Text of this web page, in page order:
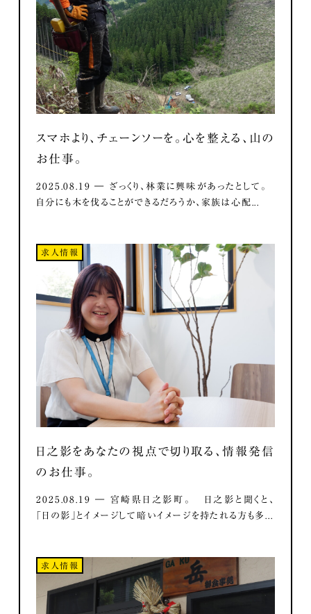
スマホより、チェーンソーを。心を整える、山の
お仕事。
2025.08.19 ― ざっくり、林業に興味があったとして。
自分にも木を伐ることができるだろうか、家族は心配...
求人情報
日之影をあなたの視点で切り取る、情報発信
のお仕事。
2025.08.19 ― 宮崎県日之影町。 日之影と聞くと、
「日の影」とイメージして暗いイメージを持たれる方も多...
求人情報